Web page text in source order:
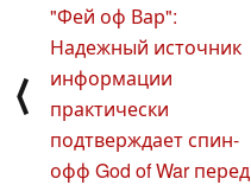
⟨
"Фей оф Вар":
Надежный источник
информации
практически
подтверждает спин-
офф God of War перед